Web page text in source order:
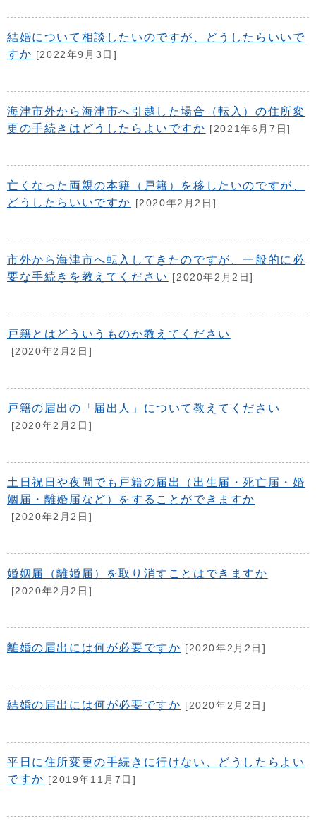
結婚について相談したいのですが、どうしたらいいで
すか [2022年9月3日]
海津市外から海津市へ引越した場合（転入）の住所変
更の手続きはどうしたらよいですか [2021年6月7日]
亡くなった両親の本籍（戸籍）を移したいのですが、
どうしたらいいですか [2020年2月2日]
市外から海津市へ転入してきたのですが、一般的に必
要な手続きを教えてください [2020年2月2日]
戸籍とはどういうものか教えてください
[2020年2月2日]
戸籍の届出の「届出人」について教えてください
[2020年2月2日]
土日祝日や夜間でも戸籍の届出（出生届・死亡届・婚
姻届・離婚届など）をすることができますか
[2020年2月2日]
婚姻届（離婚届）を取り消すことはできますか
[2020年2月2日]
離婚の届出には何が必要ですか [2020年2月2日]
結婚の届出には何が必要ですか [2020年2月2日]
平日に住所変更の手続きに行けない、どうしたらよい
ですか [2019年11月7日]